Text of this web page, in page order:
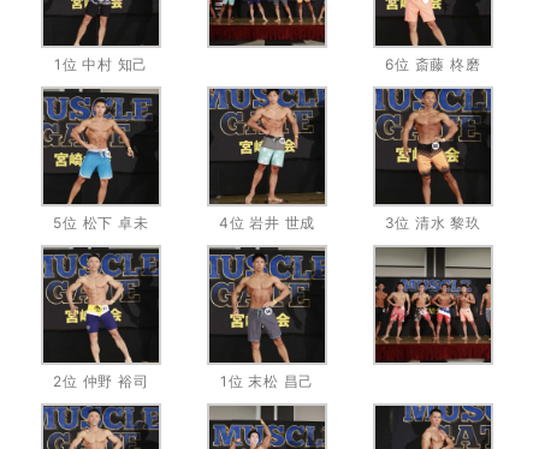
1位 中村 知己 6位 斎藤 柊磨
5位 松下 卓未 4位 岩井 世成 3位 清水 黎玖
2位 仲野 裕司 1位 末松 昌己